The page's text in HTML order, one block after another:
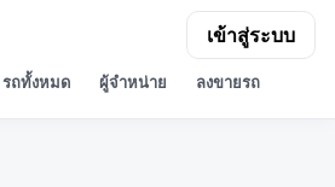
รถทั้งหมด ผู้จำหน่าย ลงขายรถ
เข้าสู่ระบบ